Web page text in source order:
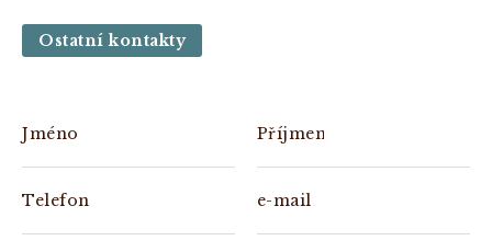
Ostatní kontakty
Jméno Příjmení
Telefon e-mail